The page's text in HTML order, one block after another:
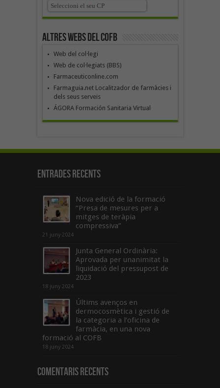
Altres webs del COFB
Web del col·legi
Web de col·legiats (BBS)
Farmaceuticonline.com
Farmaguia.net Localitzador de farmàcies i
dels seus serveis
ÁGORA Formación Sanitaria Virtual
Entrades recents
Nova edició de la formació
“Presa de mesures per a
mitges de teràpia
compressiva”
21 juny 2024
Junta General Ordinària:
Aprovada per unanimitat la
liquidació del pressupost de
2023
18 juny 2024
Últims avenços en
dermocosmètica i gestió de
la categoria a l’oficina de
farmàcia, en una nova
formació al COFB
18 juny 2024
Comentaris Recents